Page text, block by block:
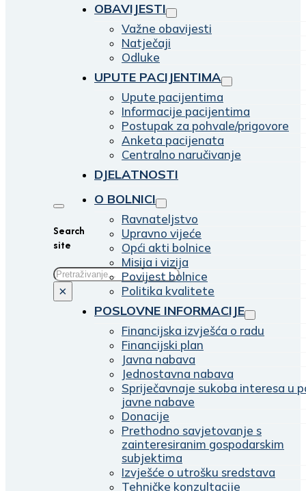
Search
site
Traži
×
OBAVIJESTI
Važne obavijesti
Natječaji
Odluke
UPUTE PACIJENTIMA
Upute pacijentima
Informacije pacijentima
Postupak za pohvale/prigovore
Anketa pacijenata
Centralno naručivanje
DJELATNOSTI
O BOLNICI
Ravnateljstvo
Upravno vijeće
Opći akti bolnice
Misija i vizija
Povijest bolnice
Politika kvalitete
POSLOVNE INFORMACIJE
Financijska izvješća o radu
Financijski plan
Javna nabava
Jednostavna nabava
Spriječavnaje sukoba interesa u
javne nabave
Donacije
Prethodno savjetovanje s
zainteresiranim gospodarskim
subjektima
Izvješće o utrošku sredstava
Tehničke konzultacije